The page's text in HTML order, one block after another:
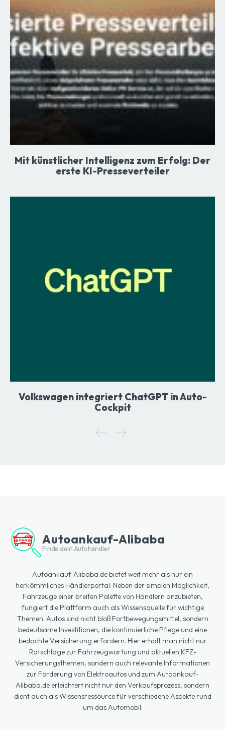
Mit künstlicher Intelligenz zum Erfolg: Der
erste KI-Presseverteiler
Volkswagen integriert ChatGPT in Auto-
Cockpit
Autoankauf-Alibaba
Finde dein Autohändler
Autoankauf-Alibaba.de bietet weit mehr als nur ein
herkömmliches Händlerportal. Neben der simplen Möglichkeit,
Fahrzeuge einer breiten Palette von Händlern anzubieten,
fungiert die Plattform auch als Wissensquelle für wichtige
Themen. Autos sind nicht bloß Fortbewegungsmittel, sondern
bedeutsame Investitionen, die kontinuierliche Pflege und eine
bedachte Versicherung erfordern. Hier erhält man nicht nur
Ratschläge zur Fahrzeugwartung und aktuellen KFZ-
Versicherungsthemen, sondern auch relevante Informationen
zur Förderung von Elektroautos und zum Autoankauf-
Alibaba.de erleichtert nicht nur den Verkaufsprozess, sondern
dient auch als Wissensressource für verschiedene Aspekte rund
um das Automobil.